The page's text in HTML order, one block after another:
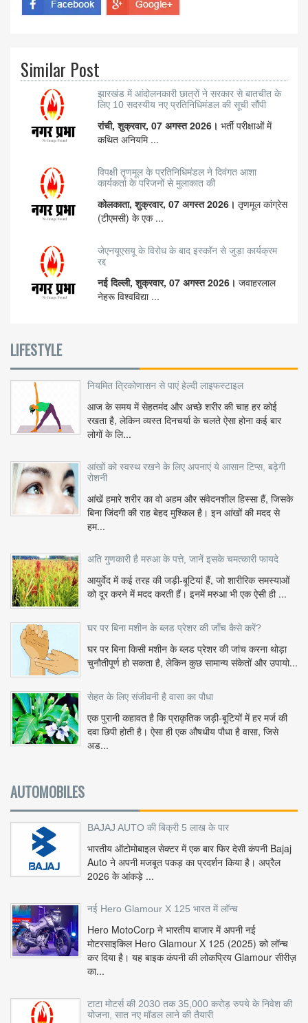
Similar Post
झारखंड में आंदोलनकारी छात्रों ने सरकार से बातचीत के
लिए 10 सदस्यीय नए प्रतिनिधिमंडल की सूची सौंपी
रांची, शुक्रवार, 07 अगस्त 2026। भर्ती परीक्षाओं में
कथित अनियमि ...
विपक्षी तृणमूल के प्रतिनिधिमंडल ने दिवंगत आशा
कार्यकर्ता के परिजनों से मुलाकात की
कोलकाता, शुक्रवार, 07 अगस्त 2026। तृणमूल कांग्रेस
(टीएमसी) के एक ...
जेएनयूएसयू के विरोध के बाद इस्कॉन से जुड़ा कार्यक्रम
रद्द
नई दिल्ली, शुक्रवार, 07 अगस्त 2026। जवाहरलाल
नेहरू विश्वविद्या ...
LIFESTYLE
नियमित त्रिकोणासन से पाएं हेल्दी लाइफस्टाइल
आज के समय में सेहतमंद और अच्छे शरीर की चाह हर कोई
रखता है, लेकिन व्यस्त दिनचर्या के चलते ऐसा होना कई बार
लोगों के लि...
आंखों को स्वस्थ रखने के लिए अपनाएं ये आसान टिप्स, बढ़ेगी
रोशनी
आंखें हमारे शरीर का वो अहम और संवेदनशील हिस्सा हैं, जिसके
बिना जिंदगी की राह बेहद मुश्किल है। इन आंखों की मदद से
हम...
अति गुणकारी है मरुआ के पत्ते, जानें इसके चमत्कारी फायदे
आयुर्वेद में कई तरह की जड़ी-बूटियां हैं, जो शारीरिक समस्याओं
को दूर करने में मदद करती हैं। इनमें मरुआ भी एक ऐसी ही ...
घर पर बिना मशीन के ब्लड प्रेशर की जाँच कैसे करें?
घर पर बिना किसी मशीन के ब्लड प्रेशर की जांच करना थोड़ा
चुनौतीपूर्ण हो सकता है, लेकिन कुछ सामान्य संकेतों और उपायो...
सेहत के लिए संजीवनी है वासा का पौधा
एक पुरानी कहावत है कि प्राकृतिक जड़ी-बूटियों में हर मर्ज की
दवा छिपी होती है। ऐसा ही एक औषधीय पौधा है वासा, जिसे
अड...
AUTOMOBILES
BAJAJ AUTO की बिक्री 5 लाख के पार
भारतीय ऑटोमोबाइल सेक्टर में एक बार फिर देसी कंपनी Bajaj
Auto ने अपनी मजबूत पकड़ का प्रदर्शन किया है। अप्रैल
2026 के आंकड़े ...
नई Hero Glamour X 125 भारत में लॉन्च
Hero MotoCorp ने भारतीय बाजार में अपनी नई
मोटरसाइकिल Hero Glamour X 125 (2025) को लॉन्च
कर दिया है। यह बाइक कंपनी की लोकप्रिय Glamour सीरीज़
का...
टाटा मोटर्स की 2030 तक 35,000 करोड़ रुपये के निवेश की
योजना, सात नए मॉडल लाने की तैयारी